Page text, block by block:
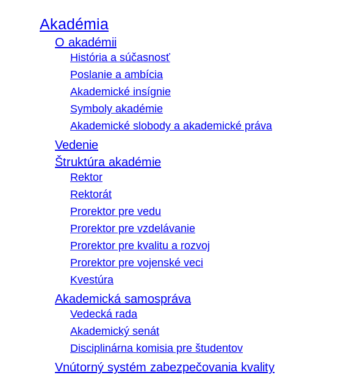
Akadémia
O akadémii
História a súčasnosť
Poslanie a ambícia
Akademické insígnie
Symboly akadémie
Akademické slobody a akademické práva
Vedenie
Štruktúra akadémie
Rektor
Rektorát
Prorektor pre vedu
Prorektor pre vzdelávanie
Prorektor pre kvalitu a rozvoj
Prorektor pre vojenské veci
Kvestúra
Akademická samospráva
Vedecká rada
Akademický senát
Disciplinárna komisia pre študentov
Vnútorný systém zabezpečovania kvality